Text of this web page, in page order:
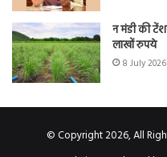
न मंडी की
लाखों रुपये
8 July
© Copyright 2026, All